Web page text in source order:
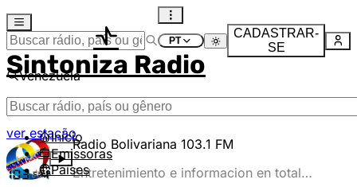
Sintoniza Radio
Início
Emissoras
Países
CADASTRAR-
SE
Venezuela
Mostrando resultados da busca
Radio Bolivariana 103.1 FM
Entretenimiento e informacion en total
ver estação